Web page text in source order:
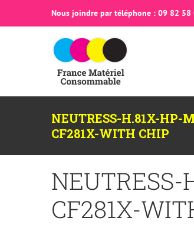
Nous joindre par téléphone : 09 82 58
NEUTRESS-H.81X-HP-
CF281X-WITH CHIP
CF281X-